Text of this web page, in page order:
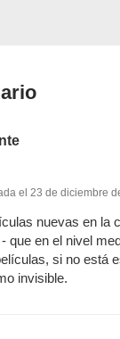
el 23 de diciembre
nuevas en la
que en el nivel
si no está
invisible.